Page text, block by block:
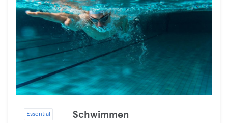
Essential Schwimmen